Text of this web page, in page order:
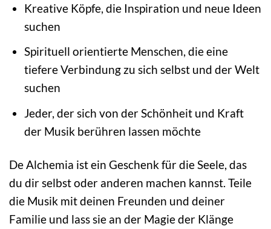
Kreative Köpfe, die Inspiration und neue Ideen
suchen
Spirituell orientierte Menschen, die eine
tiefere Verbindung zu sich selbst und der Welt
suchen
Jeder, der sich von der Schönheit und Kraft
der Musik berühren lassen möchte
De Alchemia ist ein Geschenk für die Seele, das
du dir selbst oder anderen machen kannst. Teile
die Musik mit deinen Freunden und deiner
Familie und lass sie an der Magie der Klänge